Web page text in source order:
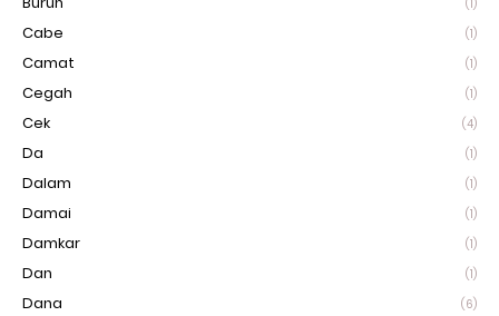
(1)
Cabe (1)
Camat (1)
Cegah (1)
Cek (4)
Da (1)
Dalam (1)
Damai (1)
Damkar (1)
Dan (1)
Dana (6)